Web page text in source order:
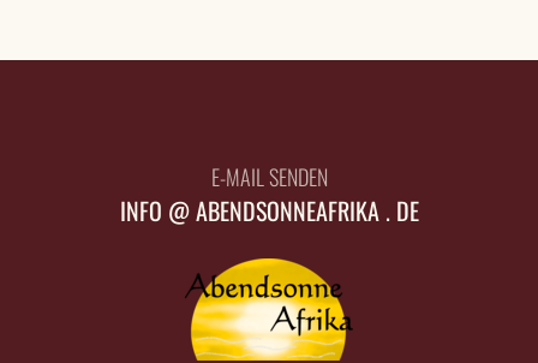
E-MAIL SENDEN
INFO @ ABENDSONNEAFRIKA . DE